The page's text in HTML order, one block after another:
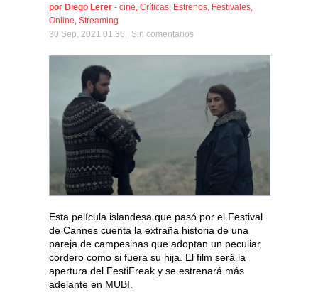
por Diego Lerer - cine, Críticas, Estrenos, Festivales,
Online, Streaming
30 Sep, 2021 01:36 | Sin comentarios
Esta película islandesa que pasó por el Festival
de Cannes cuenta la extraña historia de una
pareja de campesinas que adoptan un peculiar
cordero como si fuera su hija. El film será la
apertura del FestiFreak y se estrenará más
adelante en MUBI.